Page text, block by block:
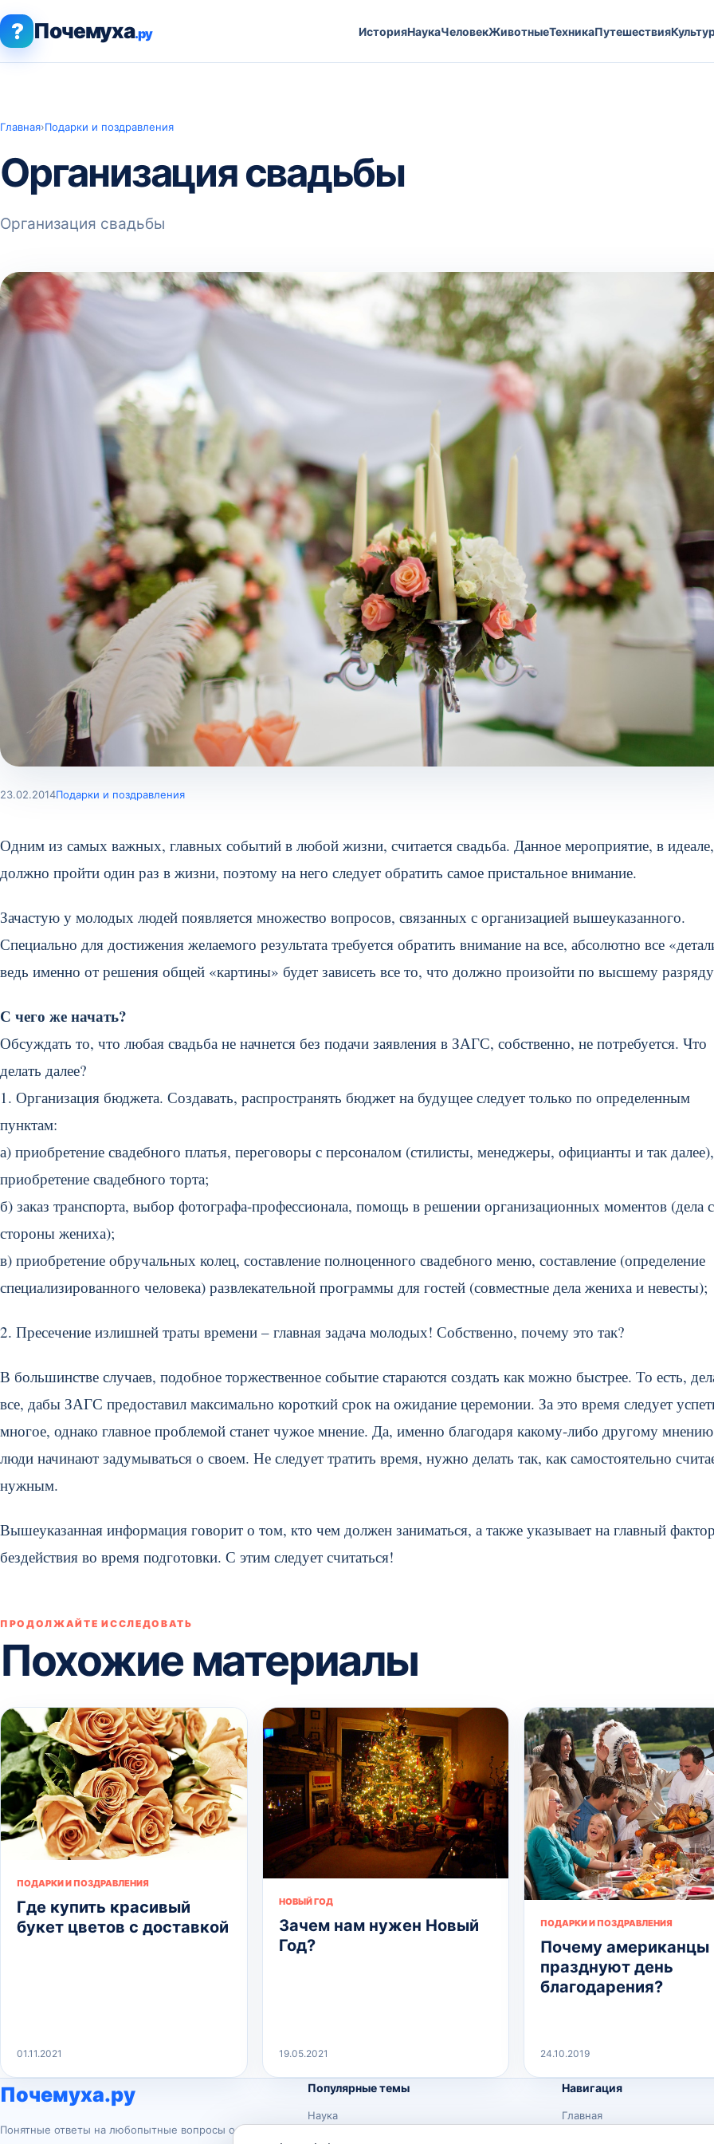
? Почемуха.ру ИсторияНаукаЧеловекЖивотныеТехникаПутешествия
Главная›Подарки и поздравления
Организация свадьбы
Организация свадьбы
23.02.2014Подарки и поздравления
Одним из самых важных, главных событий в любой жизни, считается свадьба. Данное мероприятие, в идеале,
должно пройти один раз в жизни, поэтому на него следует обратить самое пристальное внимание.
Зачастую у молодых людей появляется множество вопросов, связанных с организацией вышеуказанного.
Специально для достижения желаемого результата требуется обратить внимание на все, абсолютно все
ведь именно от решения общей «картины» будет зависеть все то, что должно произойти по высшему
С чего же начать?
Обсуждать то, что любая свадьба не начнется без подачи заявления в ЗАГС, собственно, не потребуется. Что
делать далее?
1. Организация бюджета. Создавать, распространять бюджет на будущее следует только по определенным
пунктам:
а) приобретение свадебного платья, переговоры с персоналом (стилисты, менеджеры, официанты и так далее),
приобретение свадебного торта;
б) заказ транспорта, выбор фотографа-профессионала, помощь в решении организационных моментов (дела
стороны жениха);
в) приобретение обручальных колец, составление полноценного свадебного меню, составление (определение
специализированного человека) развлекательной программы для гостей (совместные дела жениха и невесты);
2. Пресечение излишней траты времени – главная задача молодых! Собственно, почему это так?
В большинстве случаев, подобное торжественное событие стараются создать как можно быстрее. То есть,
все, дабы ЗАГС предоставил максимально короткий срок на ожидание церемонии. За это время следует
многое, однако главное проблемой станет чужое мнение. Да, именно благодаря какому-либо другому мнению
люди начинают задумываться о своем. Не следует тратить время, нужно делать так, как самостоятельно
нужным.
Вышеуказанная информация говорит о том, кто чем должен заниматься, а также указывает на главный фактор
бездействия во время подготовки. С этим следует считаться!
ПРОДОЛЖАЙТЕ ИССЛЕДОВАТЬ
Похожие материалы
ПОДАРКИ И ПОЗДРАВЛЕНИЯ
Где купить красивый
букет цветов с доставкой
01.11.2021
НОВЫЙ ГОД
Зачем нам нужен Новый
Год?
19.05.2021
ПОДАРКИ И ПОЗДРАВЛЕНИЯ
Почему американцы
празднуют день
благодарения?
24.10.2019
Почемуха.ру
Понятные ответы на любопытные вопросы о
Популярные темы
Наука
Навигация
Главная